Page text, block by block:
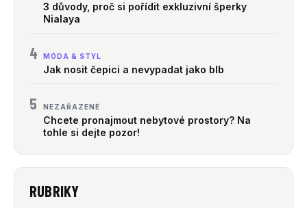
3 důvody, proč si pořídit exkluzivní šperky
Nialaya
4 MÓDA & STYL
Jak nosit čepici a nevypadat jako blb
5 NEZAŘAZENÉ
Chcete pronajmout nebytové prostory? Na
tohle si dejte pozor!
RUBRIKY